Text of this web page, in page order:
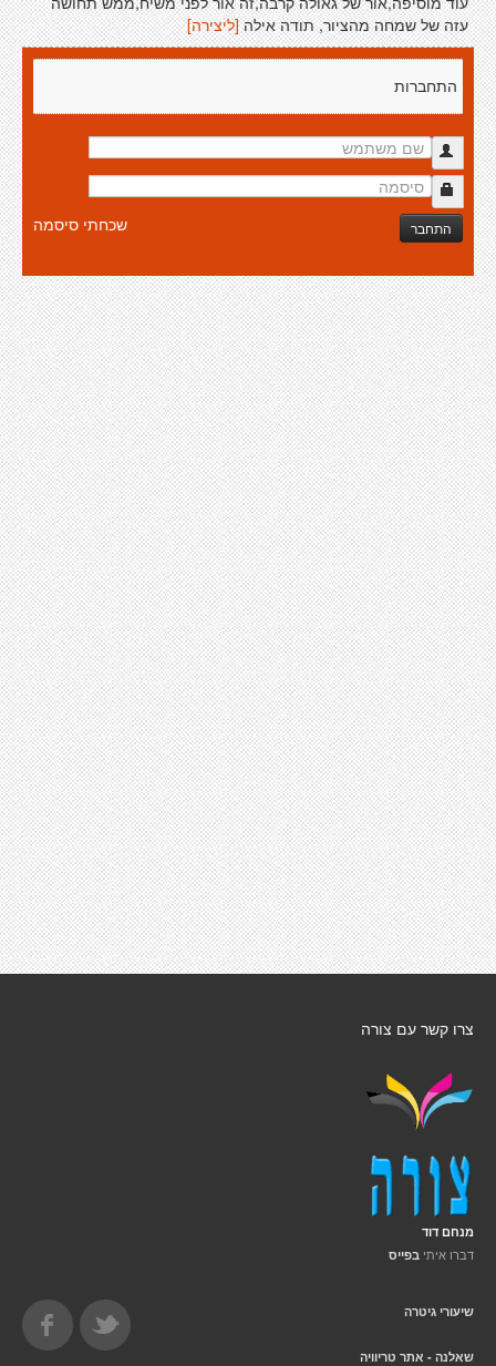
עזה של שמחה מהציור, תודה אילה [ליצירה]
התחברות
התחבר שכחתי סיסמה
צרו קשר עם צורה
מנחם דוד
דברו איתי בפייס
שיעורי גיטרה
שאלנה - אתר טריוויה